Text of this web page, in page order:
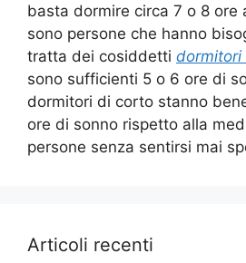
basta dormire circa 7 o 8 ore
sono persone che hanno
tratta dei cosiddetti dormitori
sono sufficienti 5 o 6 ore di
dormitori di corto stanno
ore di sonno rispetto alla
persone senza sentirsi mai
Articoli recenti